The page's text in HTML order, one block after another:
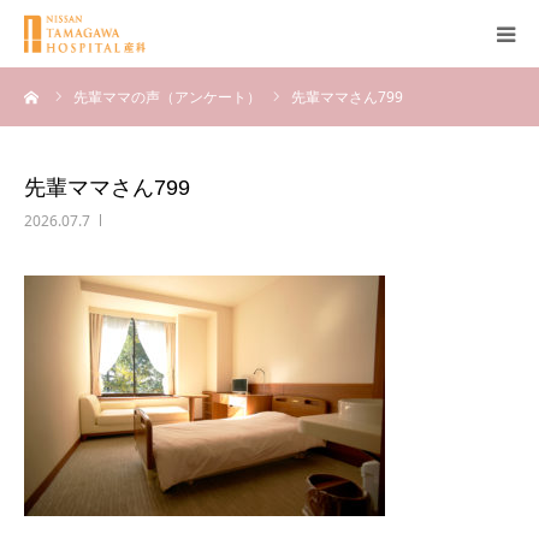
先輩ママの声（アンケート） 先輩ママさん799
先輩ママさん799
2026.07.7
産科について
無痛分娩
産後
ブログ
Q＆A